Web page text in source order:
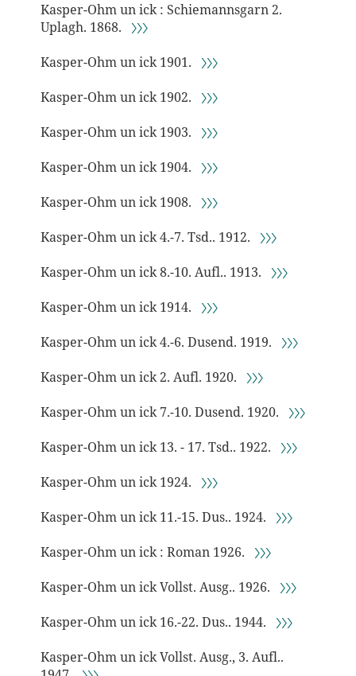
Kasper-Ohm un ick : Schiemannsgarn 2.
Uplagh. 1868. 〉〉〉
Kasper-Ohm un ick 1901. 〉〉〉
Kasper-Ohm un ick 1902. 〉〉〉
Kasper-Ohm un ick 1903. 〉〉〉
Kasper-Ohm un ick 1904. 〉〉〉
Kasper-Ohm un ick 1908. 〉〉〉
Kasper-Ohm un ick 4.-7. Tsd.. 1912. 〉〉〉
Kasper-Ohm un ick 8.-10. Aufl.. 1913. 〉〉〉
Kasper-Ohm un ick 1914. 〉〉〉
Kasper-Ohm un ick 4.-6. Dusend. 1919. 〉〉〉
Kasper-Ohm un ick 2. Aufl. 1920. 〉〉〉
Kasper-Ohm un ick 7.-10. Dusend. 1920. 〉〉〉
Kasper-Ohm un ick 13. - 17. Tsd.. 1922. 〉〉〉
Kasper-Ohm un ick 1924. 〉〉〉
Kasper-Ohm un ick 11.-15. Dus.. 1924. 〉〉〉
Kasper-Ohm un ick : Roman 1926. 〉〉〉
Kasper-Ohm un ick Vollst. Ausg.. 1926. 〉〉〉
Kasper-Ohm un ick 16.-22. Dus.. 1944. 〉〉〉
Kasper-Ohm un ick Vollst. Ausg., 3. Aufl..